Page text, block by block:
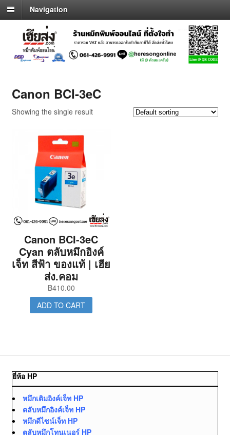
Navigation
Canon BCI-3eC
Showing the single result
Canon BCI-3eC
Cyan ตลับหมึกอิงค์
เจ็ท สีฟ้า ของแท้ | เฮีย
ส่ง.คอม
฿410.00
ADD TO CART
ยี่ห้อ HP
หมึกเติมอิงค์เจ็ท HP
ตลับหมึกอิงค์เจ็ท HP
หมึกดีไซน์เจ็ท HP
ตลับหมึกโทนเนอร์ HP